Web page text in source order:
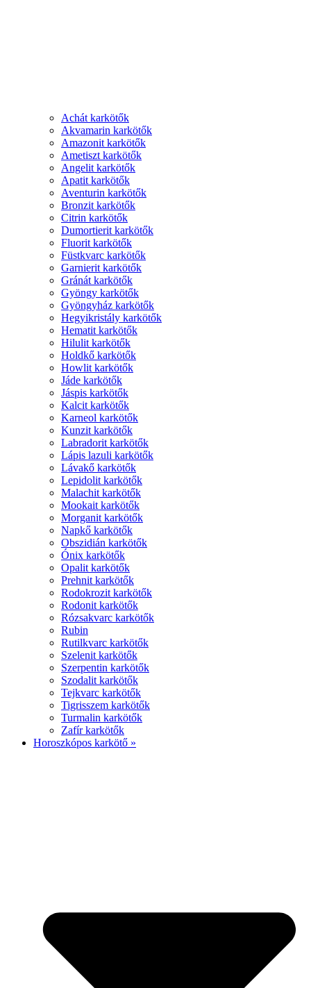
Achát karkötők
Akvamarin karkötők
Amazonit karkötők
Ametiszt karkötők
Angelit karkötők
Apatit karkötők
Aventurin karkötők
Bronzit karkötők
Citrin karkötők
Dumortierit karkötők
Fluorit karkötők
Füstkvarc karkötők
Garnierit karkötők
Gránát karkötők
Gyöngy karkötők
Gyöngyház karkötők
Hegyikristály karkötők
Hematit karkötők
Hilulit karkötők
Holdkő karkötők
Howlit karkötők
Jáde karkötők
Jáspis karkötők
Kalcit karkötők
Karneol karkötők
Kunzit karkötők
Labradorit karkötők
Lápis lazuli karkötők
Lávakő karkötők
Lepidolit karkötők
Malachit karkötők
Mookait karkötők
Morganit karkötők
Napkő karkötők
Obszidián karkötők
Ónix karkötők
Opalit karkötők
Prehnit karkötők
Rodokrozit karkötők
Rodonit karkötők
Rózsakvarc karkötők
Rubin
Rutilkvarc karkötők
Szelenit karkötők
Szerpentin karkötők
Szodalit karkötők
Tejkvarc karkötők
Tigrisszem karkötők
Turmalin karkötők
Zafír karkötők
Horoszkópos karkötő »